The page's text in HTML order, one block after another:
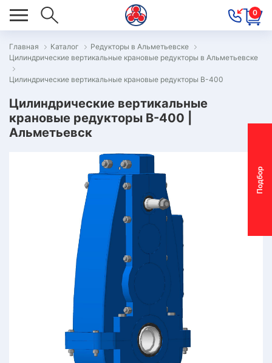
0
П
о
д
б
о
р
м
о
т
о
р
-
р
е
д
у
к
т
о
р
Главная Каталог
Редукторы в Альметьевске
Цилиндрические вертикальные крановые редукторы в Альметьевске
Цилиндрические вертикальные крановые редукторы В-400
Цилиндрические вертикальные
крановые редукторы В-400 |
Альметьевск